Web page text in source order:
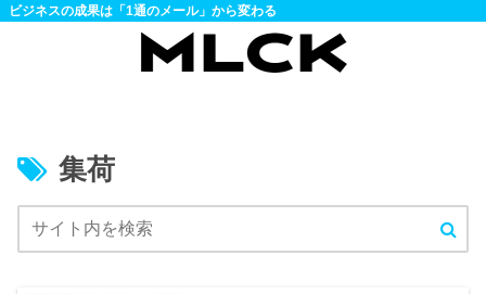
ビジネスの成果は「1通のメール」から変わる
集荷